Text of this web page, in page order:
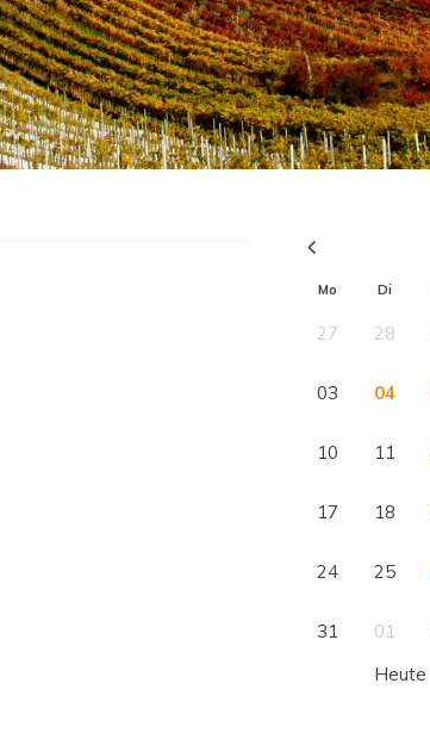
Mo Di
27 28
03 04
10 11
17 18
24 25
31 01
Heute